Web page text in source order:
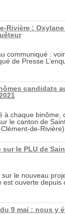
Rivière :
communiqué :
de Presse
candidats
à chaque binôme,
le canton de
de-
le PLU de
sur le nouveau
est ouverte depuis
9 mai : nous y